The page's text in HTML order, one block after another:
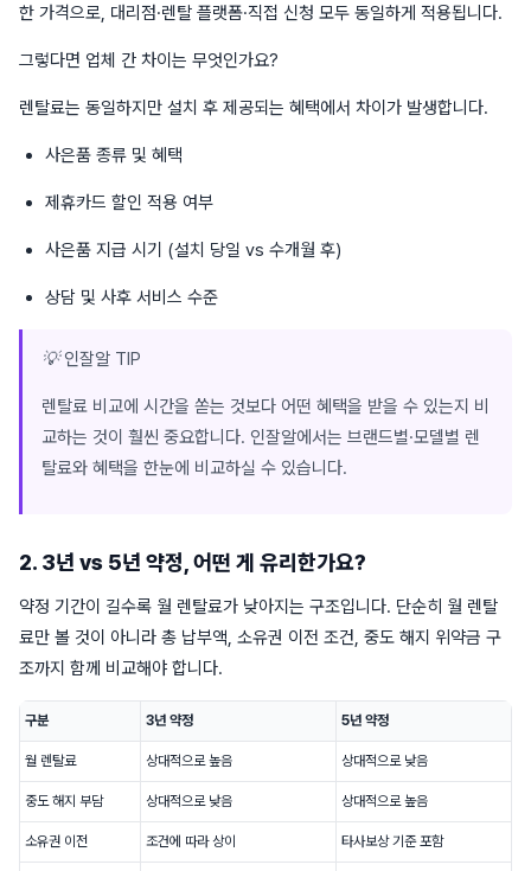
한 가격으로, 대리점·렌탈 플랫폼·직접 신청 모두 동일하게 적용됩니다.
그렇다면 업체 간 차이는 무엇인가요?
렌탈료는 동일하지만 설치 후 제공되는 혜택에서 차이가 발생합니다.
사은품 종류 및 혜택
제휴카드 할인 적용 여부
사은품 지급 시기 (설치 당일 vs 수개월 후)
상담 및 사후 서비스 수준
💡 인잘알 TIP
렌탈료 비교에 시간을 쏟는 것보다 어떤 혜택을 받을 수 있는지 비
교하는 것이 훨씬 중요합니다. 인잘알에서는 브랜드별·모델별 렌
탈료와 혜택을 한눈에 비교하실 수 있습니다.
2. 3년 vs 5년 약정, 어떤 게 유리한가요?
약정 기간이 길수록 월 렌탈료가 낮아지는 구조입니다. 단순히 월 렌탈
료만 볼 것이 아니라 총 납부액, 소유권 이전 조건, 중도 해지 위약금 구
조까지 함께 비교해야 합니다.
구분 3년 약정 5년 약정
월 렌탈료 상대적으로 높음 상대적으로 낮음
중도 해지 부담 상대적으로 낮음 상대적으로 높음
소유권 이전 조건에 따라 상이 타사보상 기준 포함